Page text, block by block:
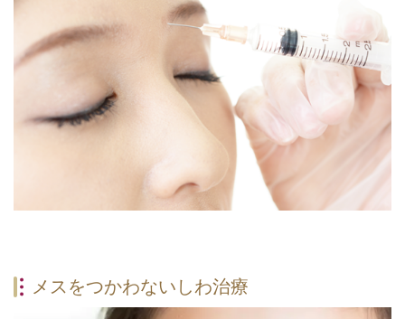
メスをつかわないしわ治療